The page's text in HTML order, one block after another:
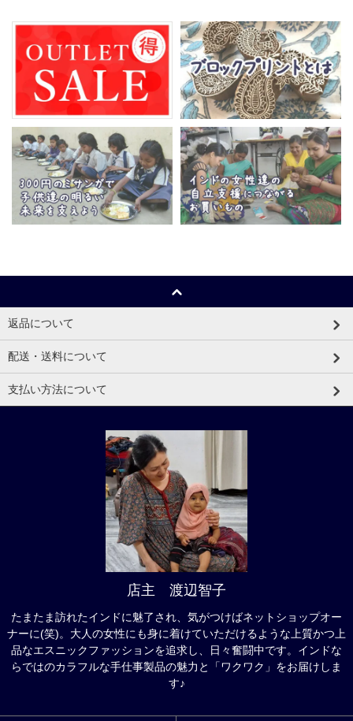
返品について
配送・送料について
支払い方法について
店主 渡辺智子
たまたま訪れたインドに魅了され、気がつけばネットショップオー
ナーに(笑)。大人の女性にも身に着けていただけるような上質かつ上
品なエスニックファッションを追求し、日々奮闘中です。インドな
らではのカラフルな手仕事製品の魅力と「ワクワク」をお届けしま
す♪